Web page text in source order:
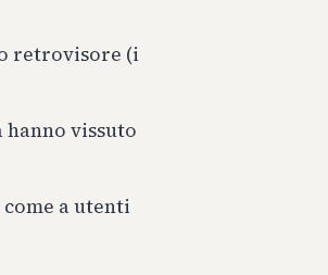
retrovisore (i
vissuto
a utenti